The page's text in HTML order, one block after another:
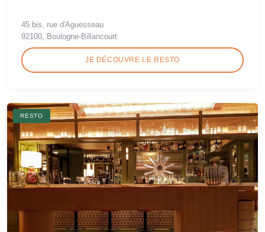
45 bis, rue d'Aguesseau
92100, Boulogne-Billancourt
JE DÉCOUVRE LE RESTO
RESTO